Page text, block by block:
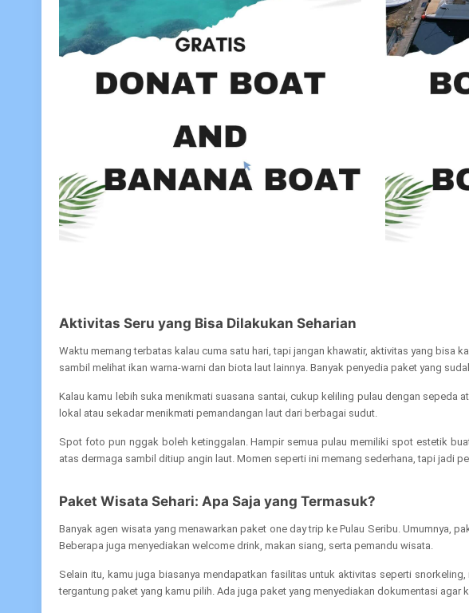
Aktivitas Seru yang Bisa Dilakukan Seharian
Waktu memang terbatas kalau cuma satu hari, tapi jangan khawatir, aktivitas yang bisa
sambil melihat ikan warna-warni dan biota laut lainnya. Banyak penyedia paket yang
Kalau kamu lebih suka menikmati suasana santai, cukup keliling pulau dengan sepeda
lokal atau sekadar menikmati pemandangan laut dari berbagai sudut.
Spot foto pun nggak boleh ketinggalan. Hampir semua pulau memiliki spot estetik
atas dermaga sambil ditiup angin laut. Momen seperti ini memang sederhana, tapi jadi
Paket Wisata Sehari: Apa Saja yang Termasuk?
Banyak agen wisata yang menawarkan paket one day trip ke Pulau Seribu. Umumnya,
Beberapa juga menyediakan welcome drink, makan siang, serta pemandu wisata.
Selain itu, kamu juga biasanya mendapatkan fasilitas untuk aktivitas seperti
tergantung paket yang kamu pilih. Ada juga paket yang menyediakan dokumentasi agar